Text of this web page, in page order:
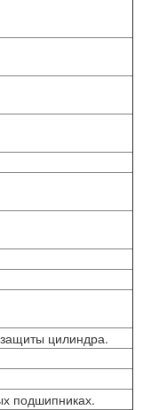
цилиндра.
подшипниках.